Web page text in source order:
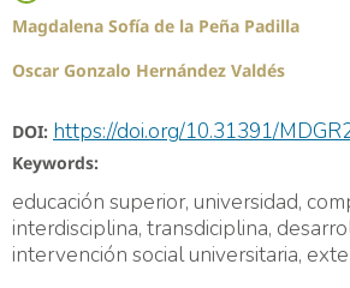
Magdalena Sofía de la Peña Padilla
Oscar Gonzalo Hernández Valdés
DOI: https://doi.org/10.31391/
Keywords:
educación superior, universidad,
interdisciplina, transdiciplina,
intervención social universitaria,